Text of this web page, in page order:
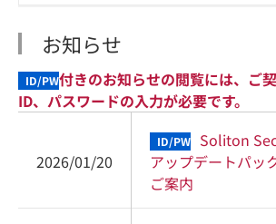
お知らせ
ID/PW付きのお知らせの閲覧には、ご
ID、パスワードの入力が必要です。
2026/01/20
ID/PW
Soliton
アップデートパッ
ご案内